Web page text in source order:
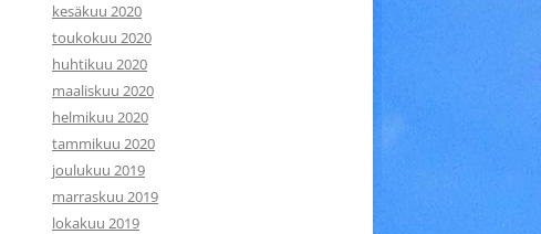
kesäkuu 2020
toukokuu 2020
huhtikuu 2020
maaliskuu 2020
helmikuu 2020
tammikuu 2020
joulukuu 2019
marraskuu 2019
lokakuu 2019